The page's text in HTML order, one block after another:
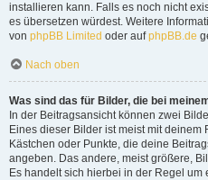
installieren kann. Falls es noch nicht
es übersetzen würdest. Weitere
von phpBB Limited oder aufphpBB.de
Nach oben
Was sind das für Bilder, die bei
In der Beitragsansicht können zwei
Eines dieser Bilder ist meist mit deinem
Kästchen oder Punkte, die deine
angeben. Das andere, meist größere,
Es handelt sich hierbei in der Regel